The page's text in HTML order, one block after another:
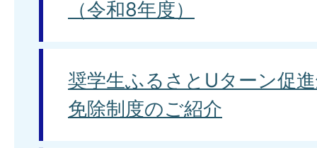
（令和8年度）
奨学生ふるさとUターン促
免除制度のご紹介